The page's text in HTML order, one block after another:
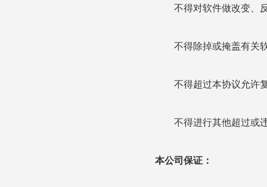
不得对软件做改变、反
不得除掉或掩盖有关软
不得超过本协议允许复
不得进行其他超过或违
本公司保证：